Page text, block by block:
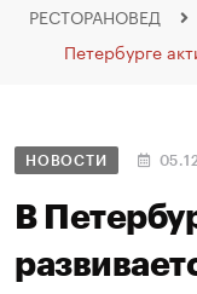
РЕСТОРАНОВЕД
Петербурге
НОВОСТИ
В